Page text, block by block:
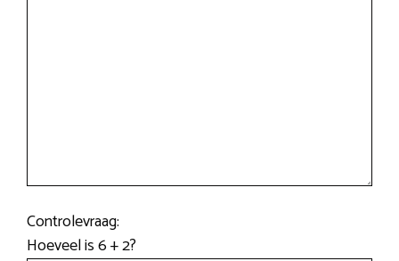
Controlevraag:
Hoeveel is 6 + 2?